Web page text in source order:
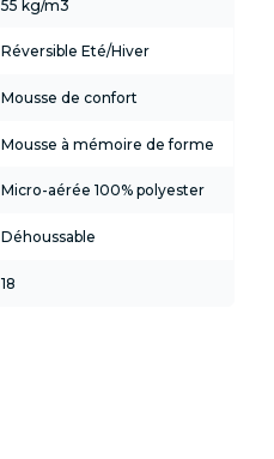
55 kg/m3
Réversible Eté/Hiver
Mousse de confort
Mousse à mémoire de forme
Micro-aérée 100% polyester
Déhoussable
18